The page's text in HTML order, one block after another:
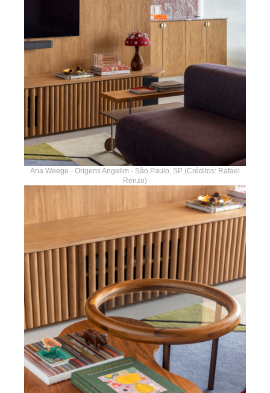
Ana Weege - Origens Angelim - São Paulo, SP (Créditos: Rafael
Renzo)